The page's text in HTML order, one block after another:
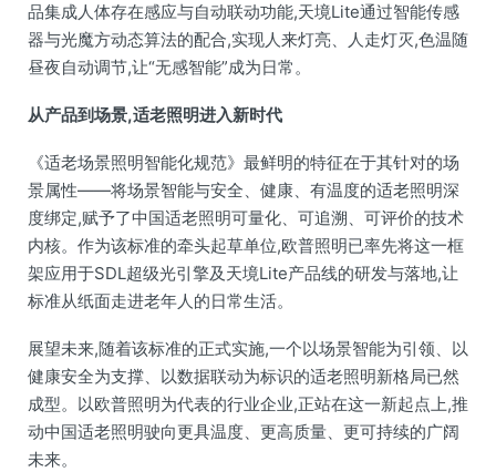
品集成人体存在感应与自动联动功能,天境Lite通过智能传感
器与光魔方动态算法的配合,实现人来灯亮、人走灯灭,色温随
昼夜自动调节,让“无感智能”成为日常。
从产品到场景,适老照明进入新时代
《适老场景照明智能化规范》最鲜明的特征在于其针对的场
景属性——将场景智能与安全、健康、有温度的适老照明深
度绑定,赋予了中国适老照明可量化、可追溯、可评价的技术
内核。作为该标准的牵头起草单位,欧普照明已率先将这一框
架应用于SDL超级光引擎及天境Lite产品线的研发与落地,让
标准从纸面走进老年人的日常生活。
展望未来,随着该标准的正式实施,一个以场景智能为引领、以
健康安全为支撑、以数据联动为标识的适老照明新格局已然
成型。以欧普照明为代表的行业企业,正站在这一新起点上,推
动中国适老照明驶向更具温度、更高质量、更可持续的广阔
未来。